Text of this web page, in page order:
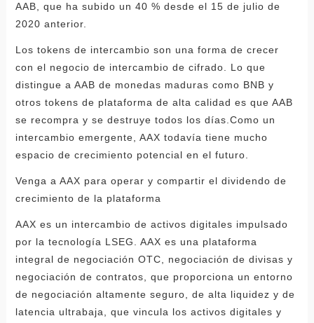
AAB, que ha subido un 40 % desde el 15 de julio de
2020 anterior.
Los tokens de intercambio son una forma de crecer
con el negocio de intercambio de cifrado. Lo que
distingue a AAB de monedas maduras como BNB y
otros tokens de plataforma de alta calidad es que AAB
se recompra y se destruye todos los días.Como un
intercambio emergente, AAX todavía tiene mucho
espacio de crecimiento potencial en el futuro.
Venga a AAX para operar y compartir el dividendo de
crecimiento de la plataforma
AAX es un intercambio de activos digitales impulsado
por la tecnología LSEG. AAX es una plataforma
integral de negociación OTC, negociación de divisas y
negociación de contratos, que proporciona un entorno
de negociación altamente seguro, de alta liquidez y de
latencia ultrabaja, que vincula los activos digitales y